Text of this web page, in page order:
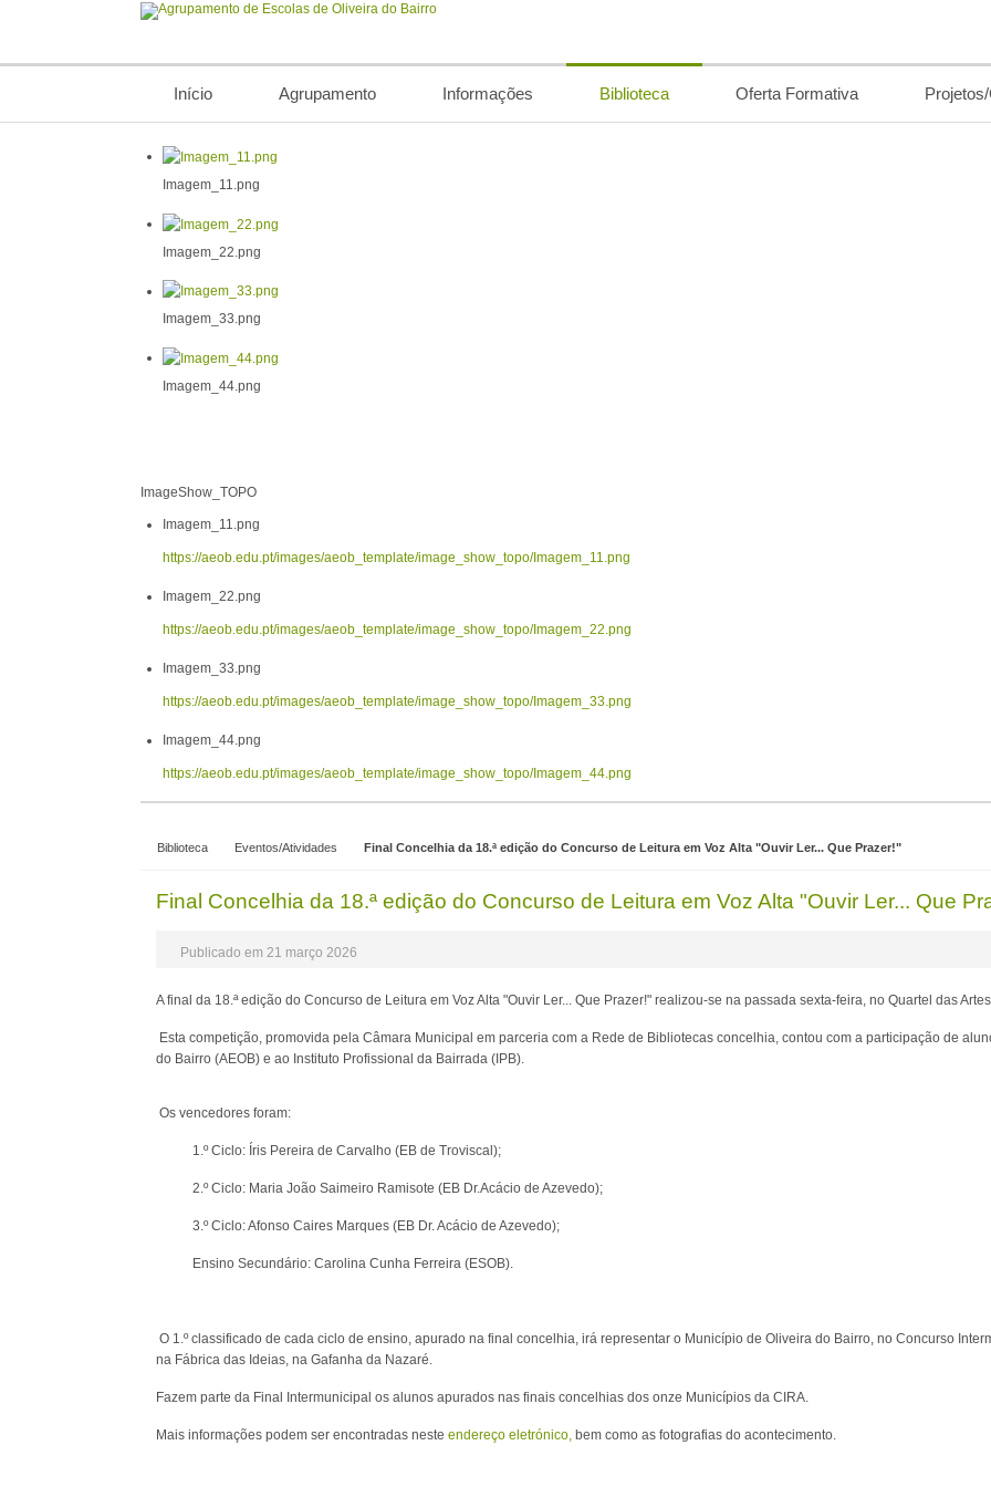
Início Agrupamento Informações Biblioteca Oferta Formativa
Imagem_11.png
Imagem_22.png
Imagem_33.png
Imagem_44.png
ImageShow_TOPO
Imagem_11.png
https://aeob.edu.pt/images/aeob_template/image_show_topo/Imagem_11.png
Imagem_22.png
https://aeob.edu.pt/images/aeob_template/image_show_topo/Imagem_22.png
Imagem_33.png
https://aeob.edu.pt/images/aeob_template/image_show_topo/Imagem_33.png
Imagem_44.png
https://aeob.edu.pt/images/aeob_template/image_show_topo/Imagem_44.png
Biblioteca Eventos/Atividades Final Concelhia da 18.ª edição do Concurso de Leitura em Voz Alta "Ouvir Ler... Que Prazer!"
Final Concelhia da 18.ª edição do Concurso de Leitura em Voz Alta "Ouvir Ler... Que
Publicado em 21 março 2026
A final da 18.ª edição do Concurso de Leitura em Voz Alta "Ouvir Ler... Que Prazer!" realizou-se na passada sexta-feira, no Quartel das
Esta competição, promovida pela Câmara Municipal em parceria com a Rede de Bibliotecas concelhia, contou com a participação de
do Bairro (AEOB) e ao Instituto Profissional da Bairrada (IPB).
Os vencedores foram:
1.º Ciclo: Íris Pereira de Carvalho (EB de Troviscal);
2.º Ciclo: Maria João Saimeiro Ramisote (EB Dr.Acácio de Azevedo);
3.º Ciclo: Afonso Caires Marques (EB Dr. Acácio de Azevedo);
Ensino Secundário: Carolina Cunha Ferreira (ESOB).
O 1.º classificado de cada ciclo de ensino, apurado na final concelhia, irá representar o Município de Oliveira do Bairro, no Concurso
na Fábrica das Ideias, na Gafanha da Nazaré.
Fazem parte da Final Intermunicipal os alunos apurados nas finais concelhias dos onze Municípios da CIRA.
Mais informações podem ser encontradas nesteendereço eletrónico, bem como as fotografias do acontecimento.